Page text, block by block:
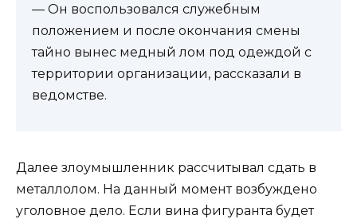
— Он воспользовался служебным
положением и после окончания смены
тайно вынес медный лом под одеждой с
территории организации, рассказали в
ведомстве.
Далее злоумышленник рассчитывал сдать в
металлолом. На данный момент возбуждено
уголовное дело. Если вина фигуранта будет